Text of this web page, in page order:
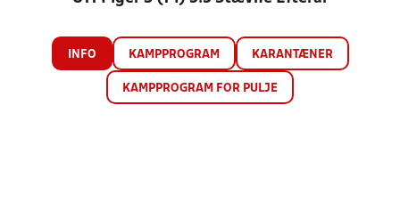
INFO KAMPPROGRAM KARANTÆNER
KAMPPROGRAM FOR PULJE